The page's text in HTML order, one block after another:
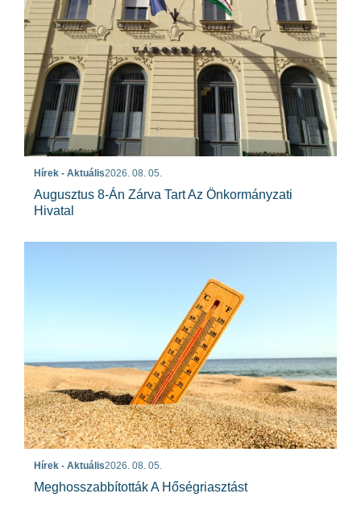
Hírek - Aktuális2026. 08. 05.
Augusztus 8-Án Zárva Tart Az Önkormányzati
Hivatal
Hírek - Aktuális2026. 08. 05.
Meghosszabbították A Hőségriasztást